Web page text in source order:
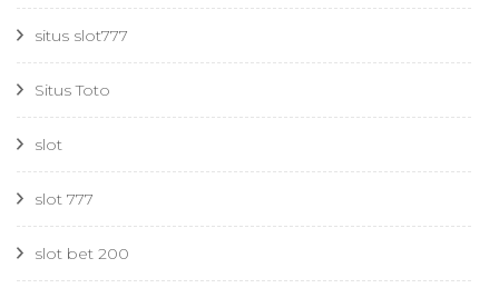
situs slot777
Situs Toto
slot
slot 777
slot bet 200